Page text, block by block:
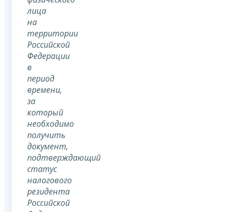
лица
на
территории
Российской
Федерации
в
период
времени,
за
который
необходимо
получить
документ,
подтверждающий
статус
налогового
резидента
Российской